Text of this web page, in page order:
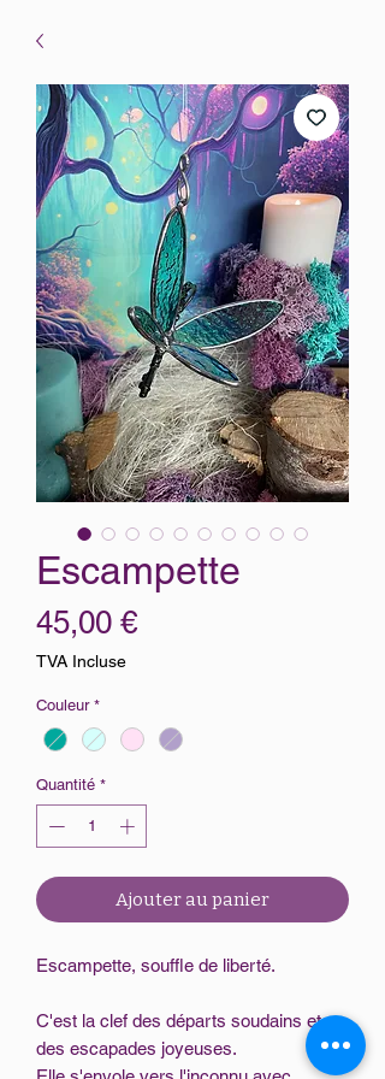
Escampette
45,00 €Prix
TVA Incluse
Couleur *
Quantité *
Ajouter au panier
Escampette, souffle de liberté.
C'est la clef des départs soudains et
des escapades joyeuses.